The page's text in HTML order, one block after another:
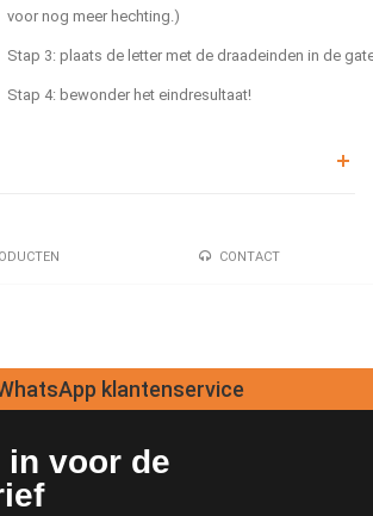
voor nog meer hechting.)
Stap 3: plaats de letter met de draadeinden in de
Stap 4: bewonder het eindresultaat!
CONTACT
klantenservice
voor de